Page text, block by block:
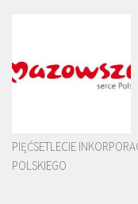
PIĘĆSETLECIE
POLSKIEGO